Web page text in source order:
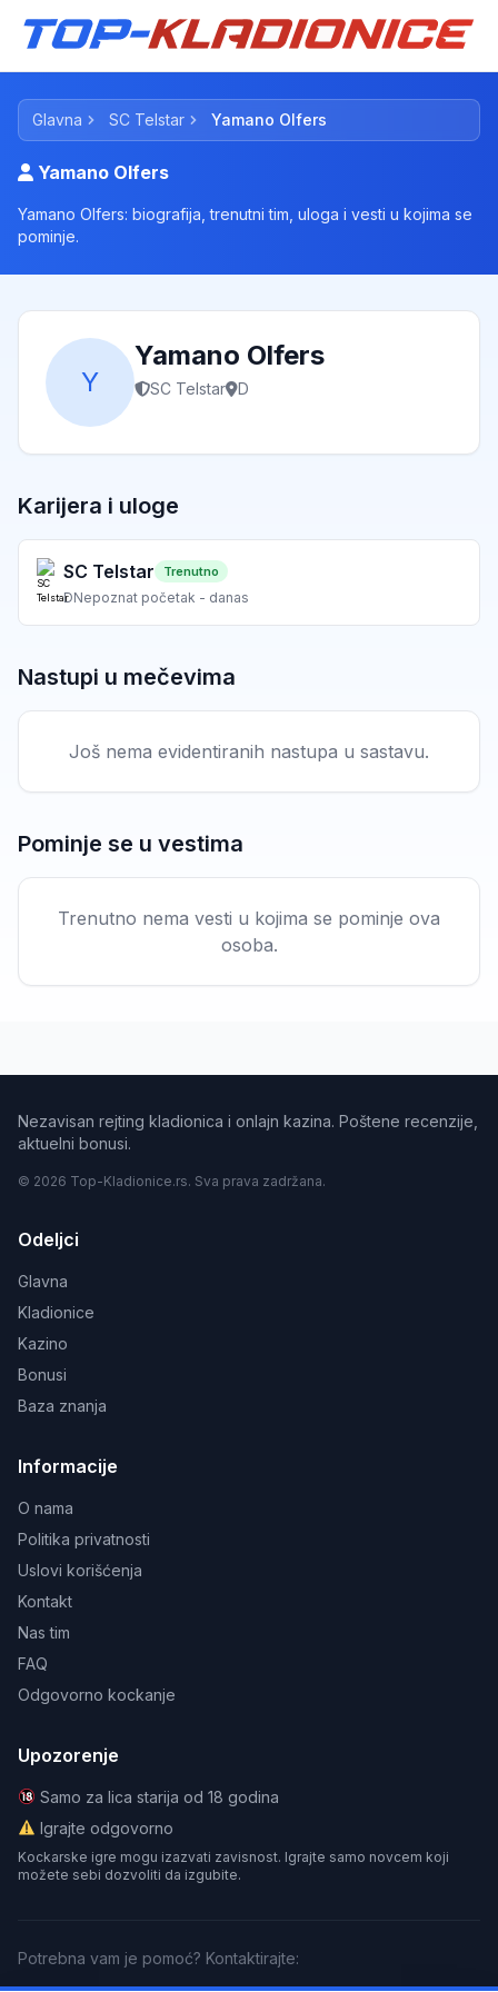
Glavna SC Telstar Yamano Olfers
Yamano Olfers
Yamano Olfers: biografija, trenutni tim, uloga i vesti u kojima se
pominje.
Y
Yamano Olfers
SC Telstar D
Karijera i uloge
SC Telstar Trenutno
DNepoznat početak - danas
Nastupi u mečevima
Još nema evidentiranih nastupa u sastavu.
Pominje se u vestima
Trenutno nema vesti u kojima se pominje ova
osoba.
Nezavisan rejting kladionica i onlajn kazina. Poštene recenzije,
aktuelni bonusi.
© 2026 Top-Kladionice.rs. Sva prava zadržana.
Odeljci
Glavna
Kladionice
Kazino
Bonusi
Baza znanja
Informacije
O nama
Politika privatnosti
Uslovi korišćenja
Kontakt
Nas tim
FAQ
Odgovorno kockanje
Upozorenje
Samo za lica starija od 18 godina
Igrajte odgovorno
Kockarske igre mogu izazvati zavisnost. Igrajte samo novcem koji
možete sebi dozvoliti da izgubite.
Potrebna vam je pomoć? Kontaktirajte: